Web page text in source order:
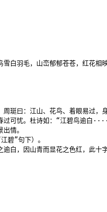
雪白羽毛，山峦郁郁苍苍，红花
周珽曰：江山、花鸟、着眼易过
过可忧。杜诗如：“江碧鸟逾白
情。
碧”句下）。
逾白，因山青而显花之色红，此